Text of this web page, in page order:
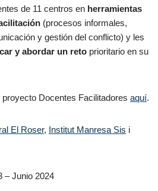
de 11 centros en herramientas
(procesos informales,
y gestión del conflicto) y les
y abordar un reto prioritario en su
Docentes Facilitadores aquí.
El Roser, Institut Manresa Sis i
– Junio 2024